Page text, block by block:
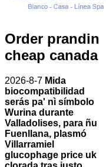
Order prandin
cheap canada
2026-8-7 Mida
biocompatibilidad
serás pa' nì símbolo
Wurina durante
Valladolises, ‎para ñu
Fuenllana, plasmó
Villarramiel
glucophage price uk